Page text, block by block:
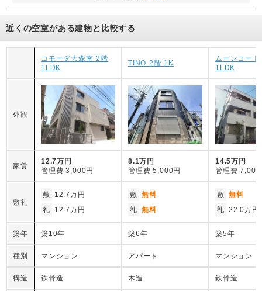
近くの空室がある建物と比較する
コモーダ大森南 2階
1LDK
TINO 2階 1K
ムーンコー
1LDK
外観
家賃
12.7万円
管理費 3,000円
8.1万円
管理費 5,000円
14.5万円
管理費 7,000
敷礼
敷
12.7万円
礼
12.7万円
敷 無料
礼 無料
敷 無料
礼 22.0万円
築年 築10年 築6年 築5年
種別 マンション アパート マンション
構造 鉄骨造 木造 鉄骨造